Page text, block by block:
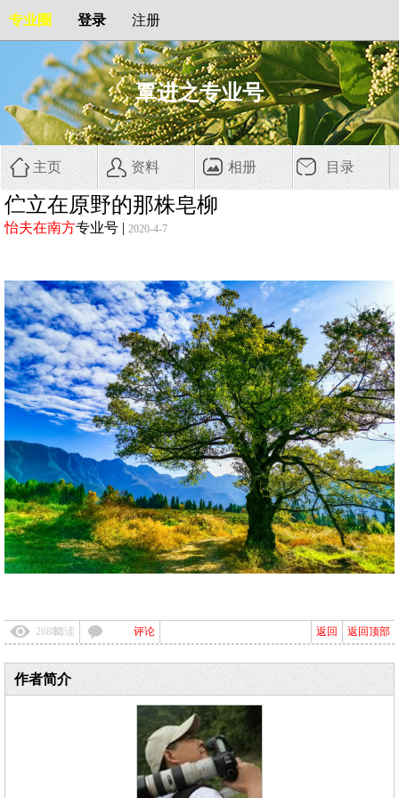
专业圈 登录 注册
覃进之专业号
主页 资料 相册 目录
伫立在原野的那株皂柳
怡夫在南方专业号 | 2020-4-7
26882阅读 评论 返回顶部
返回
作者简介